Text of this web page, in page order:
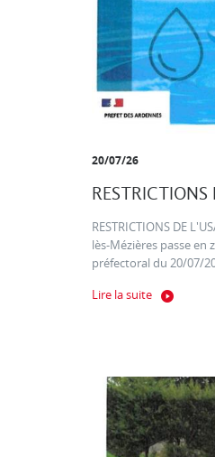
20/07/26
RESTRICTIONS
RESTRICTIONS DE
lès-Mézières passe
préfectoral du 20/07/
Lire la suite